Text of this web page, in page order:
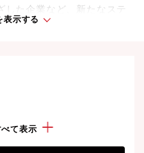
した企業など、新たなステ
見つけましょう。
表示する
て表示